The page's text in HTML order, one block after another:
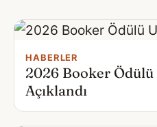
HABERLER
2026 Booker Ödülü
Açıklandı